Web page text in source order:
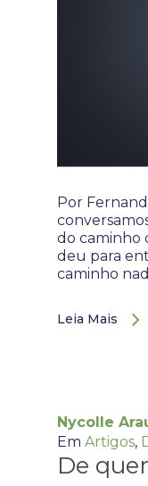
Por
do caminho
deu para
caminho
Leia Mais
Nycolle
Em Artigos,
De